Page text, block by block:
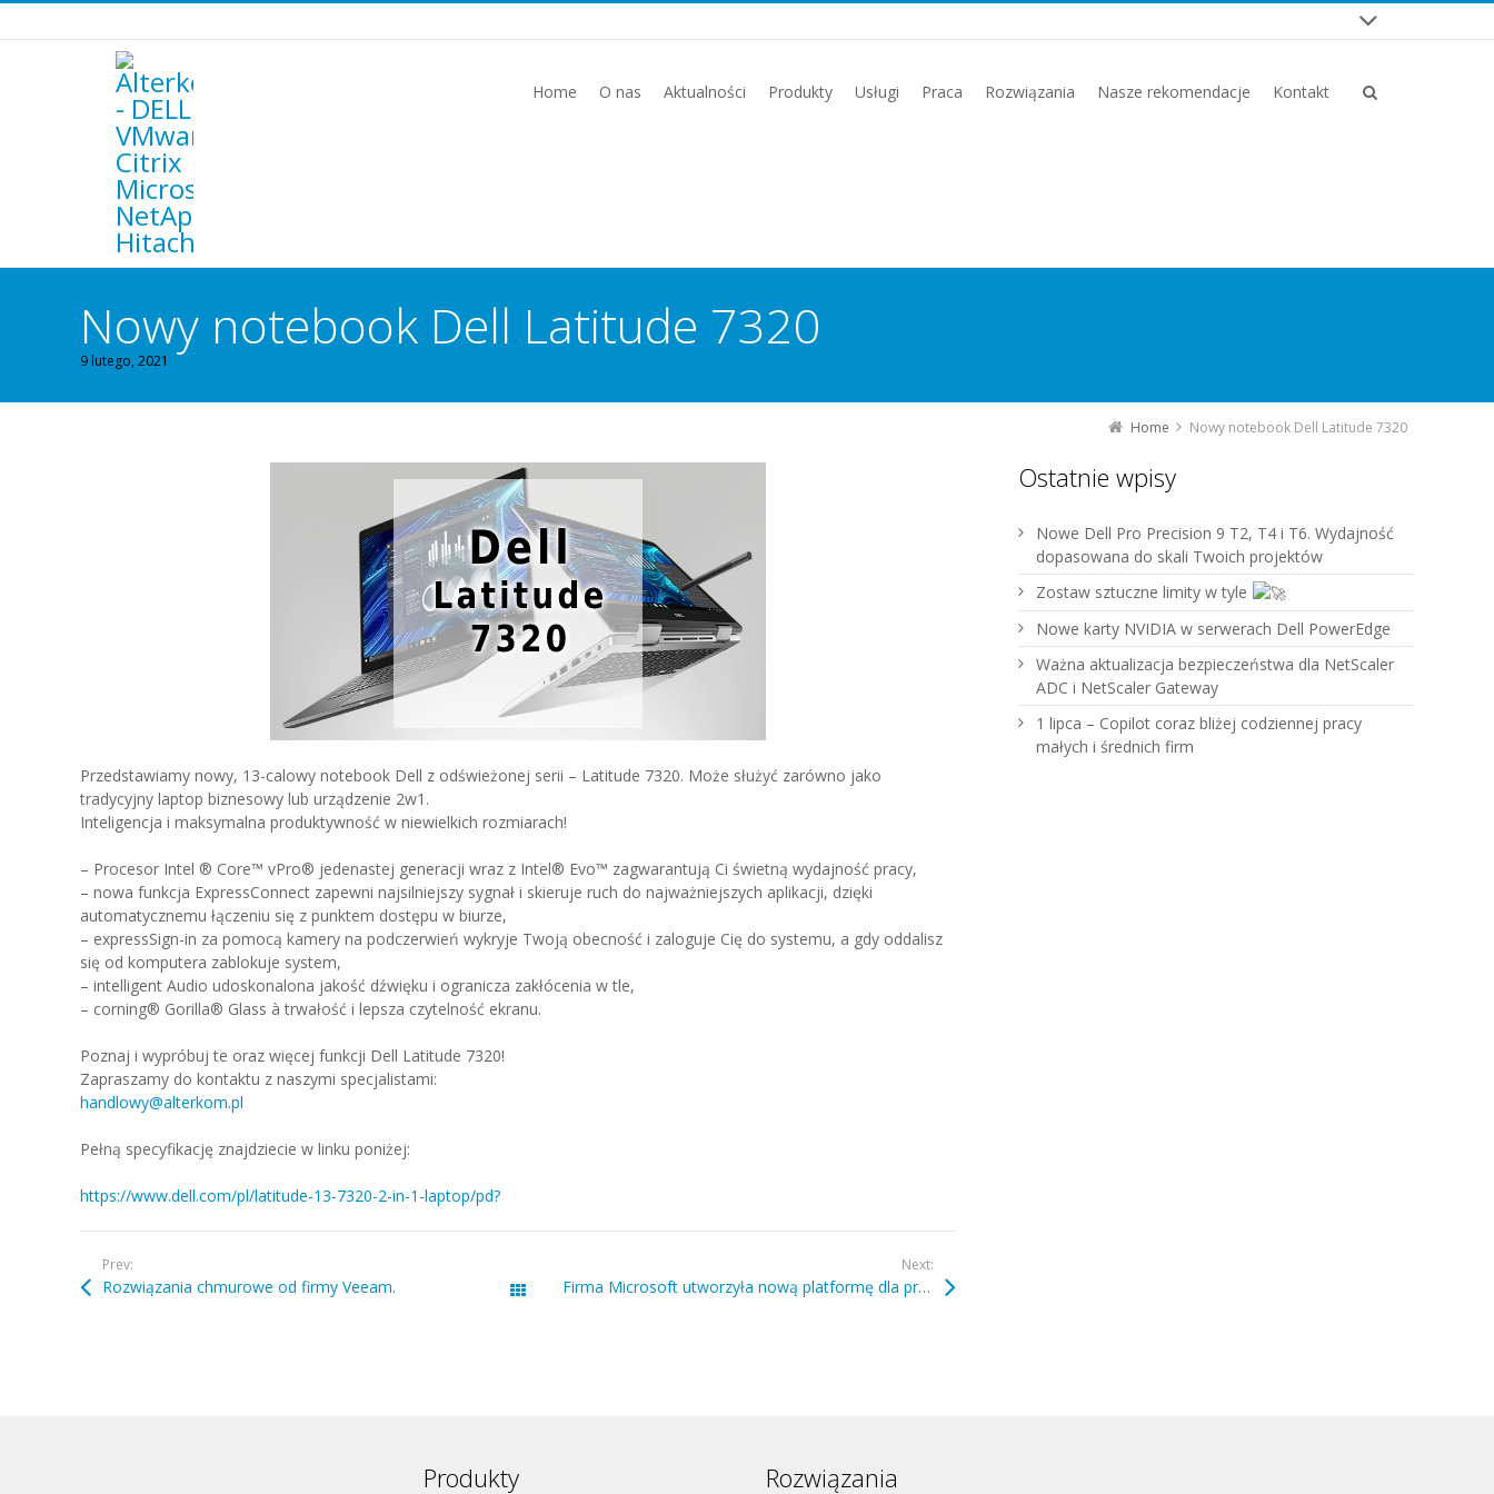
Home O nas Aktualności Produkty Usługi Praca Rozwiązania Nasze rekomendacje Kontakt
Nowy notebook Dell Latitude 7320
9 lutego, 2021
Home Nowy notebook Dell Latitude 7320
Przedstawiamy nowy, 13-calowy notebook Dell z odświeżonej serii – Latitude 7320. Może służyć zarówno jako
tradycyjny laptop biznesowy lub urządzenie 2w1.
Inteligencja i maksymalna produktywność w niewielkich rozmiarach!
– Procesor Intel ® Core™ vPro® jedenastej generacji wraz z Intel® Evo™ zagwarantują Ci świetną wydajność pracy,
– nowa funkcja ExpressConnect zapewni najsilniejszy sygnał i skieruje ruch do najważniejszych aplikacji, dzięki
automatycznemu łączeniu się z punktem dostępu w biurze,
– expressSign-in za pomocą kamery na podczerwień wykryje Twoją obecność i zaloguje Cię do systemu, a gdy oddalisz
się od komputera zablokuje system,
– intelligent Audio udoskonalona jakość dźwięku i ogranicza zakłócenia w tle,
– corning® Gorilla® Glass à trwałość i lepsza czytelność ekranu.
Poznaj i wypróbuj te oraz więcej funkcji Dell Latitude 7320!
Zapraszamy do kontaktu z naszymi specjalistami:
handlowy@alterkom.pl
Pełną specyfikację znajdziecie w linku poniżej:
https://www.dell.com/pl/latitude-13-7320-2-in-1-laptop/pd?
Prev:
Rozwiązania chmurowe od firmy Veeam. Wszystkie wpisy
Next:
Firma Microsoft utworzyła nową platformę dla pracowników i firm.
Ostatnie wpisy
Nowe Dell Pro Precision 9 T2, T4 i T6. Wydajność
dopasowana do skali Twoich projektów
Zostaw sztuczne limity w tyle
Nowe karty NVIDIA w serwerach Dell PowerEdge
Ważna aktualizacja bezpieczeństwa dla NetScaler
ADC i NetScaler Gateway
1 lipca – Copilot coraz bliżej codziennej pracy
małych i średnich firm
Produkty Rozwiązania